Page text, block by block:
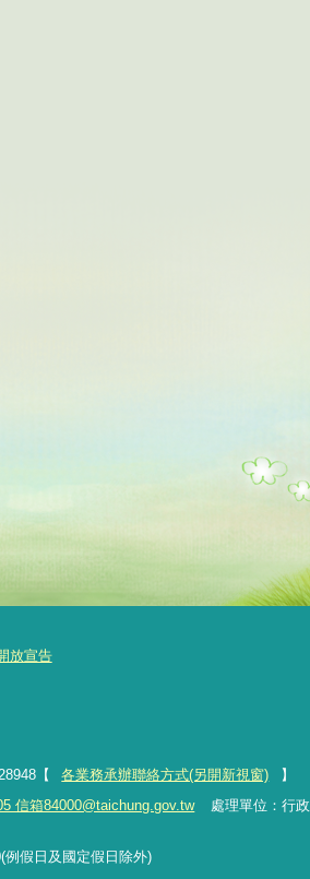
放宣告
【
各業務承辦聯絡方式(另開新視窗)
】
信箱84000@taichung.gov.tw
處理單位：行政
例假日及國定假日除外)